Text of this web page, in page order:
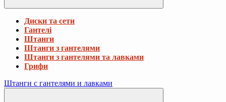
Диски та сети
Гантелі
Штанги
Штанги з гантелями
Штанги з гантелями та лавками
Грифи
Штанги с гантелями и лавками